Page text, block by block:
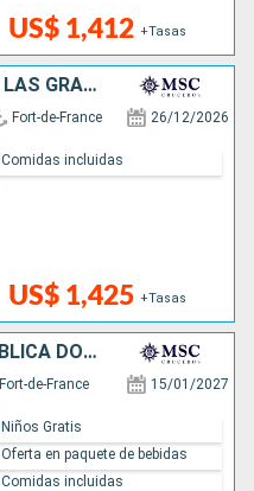
US$ 1,412 +Tasas
BARBADOS, SAN VINCENT Y LAS GRANADINAS, GRENADA, SANTA LUCIA
Fort-de-France 26/12/2026
US$ 1,425 +Tasas
Comidas incluidas
ANTIGUA Y BARBUDA, REPÚBLICA DOMINICANA, SAN MARTÍN, BARBADOS
Fort-de-France 15/01/2027
Niños Gratis
Oferta en paquete de bebidas
Comidas incluidas